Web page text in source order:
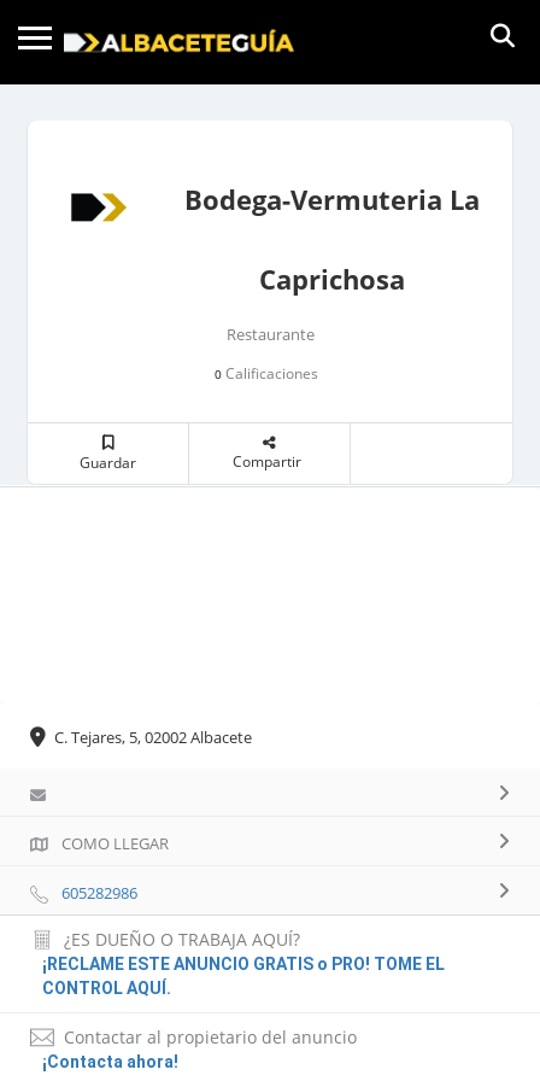
Bodega-Vermuteria La
Caprichosa
Restaurante
0 Calificaciones
Guardar Compartir
C. Tejares, 5, 02002 Albacete
COMO LLEGAR
605282986
¿ES DUEÑO O TRABAJA AQUÍ?
¡RECLAME ESTE ANUNCIO GRATIS o PRO! TOME EL
CONTROL AQUÍ.
Contactar al propietario del anuncio
¡Contacta ahora!